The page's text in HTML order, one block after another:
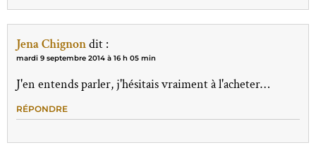
Jena Chignondit :
mardi 9 septembre 2014 à 16 h 05 min
J'en entends parler, j'hésitais vraiment à l'acheter…
RÉPONDRE